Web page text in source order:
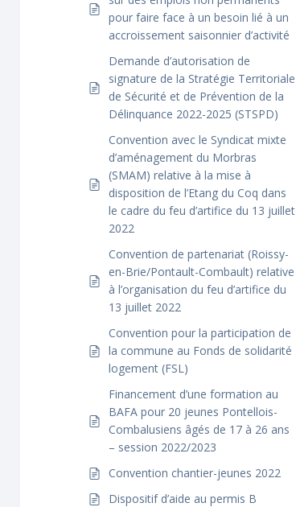
pour faire face à un besoin lié à un
accroissement saisonnier d’activité
Demande d’autorisation de
signature de la Stratégie Territoriale
de Sécurité et de Prévention de la
Délinquance 2022-2025 (STSPD)
Convention avec le Syndicat mixte
d’aménagement du Morbras
(SMAM) relative à la mise à
disposition de l’Etang du Coq dans
le cadre du feu d’artifice du 13 juillet
2022
Convention de partenariat (Roissy-
en-Brie/Pontault-Combault) relative
à l’organisation du feu d’artifice du
13 juillet 2022
Convention pour la participation de
la commune au Fonds de solidarité
logement (FSL)
Financement d’une formation au
BAFA pour 20 jeunes Pontellois-
Combalusiens âgés de 17 à 26 ans
– session 2022/2023
Convention chantier-jeunes 2022
Dispositif d’aide au permis B